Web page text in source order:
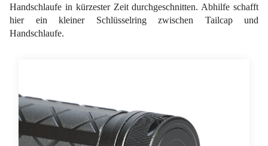
Handschlaufe in kürzester Zeit durchgeschnitten. Abhilfe schafft
hier ein kleiner Schlüsselring zwischen Tailcap und
Handschlaufe.